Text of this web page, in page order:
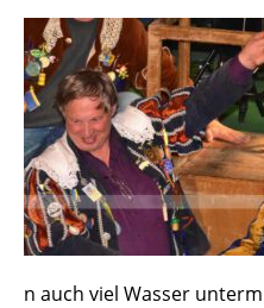
n auch viel Wasser